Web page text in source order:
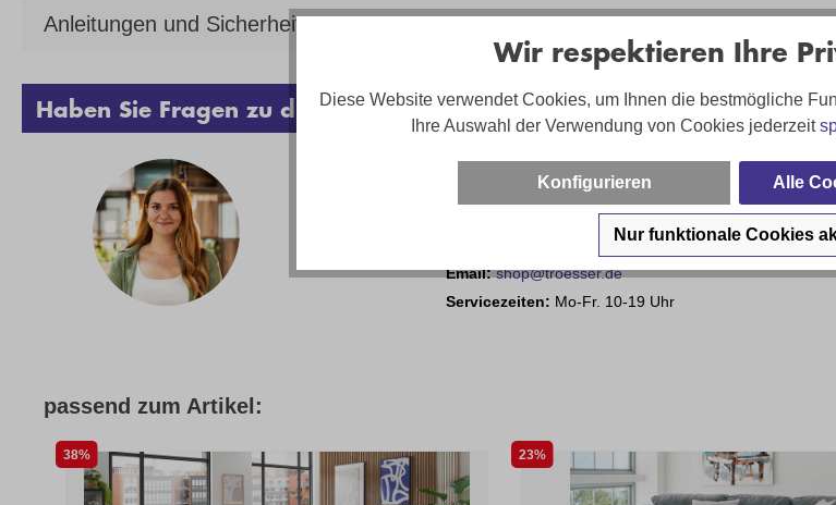
Anleitungen und Sicherheit
Haben Sie Fragen zu diesem Produkt?
Vanessa Hartung - und Ihr Team sind für Sie da!
02203 35826 220
Email:shop@troesser.de
Servicezeiten: Mo-Fr. 10-19 Uhr
passend zum Artikel:
38% 23%
Wir respektieren Ihre
Diese Website verwendet Cookies, um Ihnen die bestmögliche
Ihre Auswahl der Verwendung von Cookies jederzeit
Konfigurieren Alle
Nur funktionale Cookies